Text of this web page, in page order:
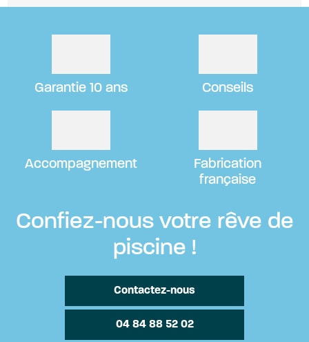
Garantie 10 ans Conseils
Accompagnement
Fabrication
française
Confiez-nous votre rêve de
piscine !
Contactez-nous
04 84 88 52 02